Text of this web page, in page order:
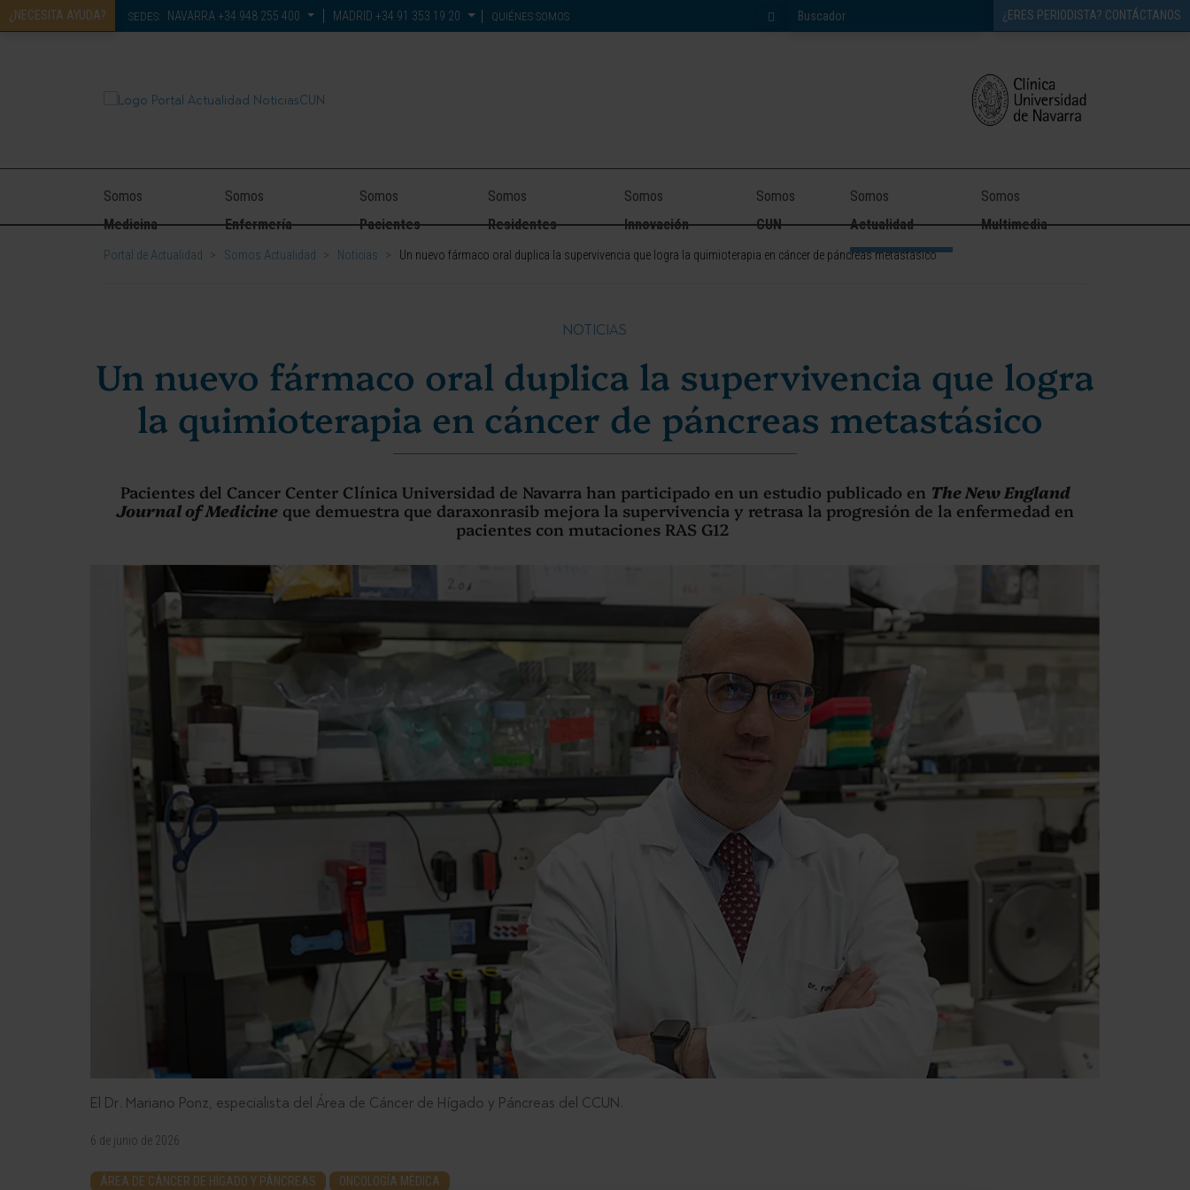
¿NECESITA AYUDA? SEDES: NAVARRA +34 948 255 400 MADRID +34 91 353 19 20 QUIÉNES SOMOS ¿ERES PERIODISTA? CONTÁCTANOS
Somos
Medicina
Somos
Enfermería
Somos
Pacientes
Somos
Residentes
Somos
Innovación
Somos
CUN
Somos
Actualidad
Somos
Multimedia
Portal de Actualidad > Somos Actualidad > Noticias > Un nuevo fármaco oral duplica la supervivencia que logra la quimioterapia en cáncer de páncreas metastásico
NOTICIAS
Un nuevo fármaco oral duplica la supervivencia que logra
la quimioterapia en cáncer de páncreas metastásico
Pacientes del Cancer Center Clínica Universidad de Navarra han participado en un estudio publicado en The New England
Journal of Medicine que demuestra que daraxonrasib mejora la supervivencia y retrasa la progresión de la enfermedad en
pacientes con mutaciones RAS G12
El Dr. Mariano Ponz, especialista del Área de Cáncer de Hígado y Páncreas del CCUN.
6 de junio de 2026
ÁREA DE CÁNCER DE HÍGADO Y PÁNCREAS ONCOLOGÍA MÉDICA